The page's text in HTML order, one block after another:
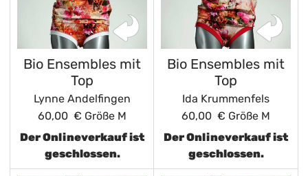
Bio Ensembles mit
Top
Lynne Andelfingen
60,00 € Größe M
Der Onlineverkauf ist
geschlossen.
Bio Ensembles mit
Top
Ida Krummenfels
60,00 € Größe M
Der Onlineverkauf ist
geschlossen.